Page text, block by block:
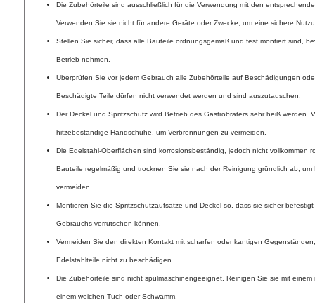
Die Zubehörteile sind ausschließlich für die Verwendung mit den
Verwenden Sie sie nicht für andere Geräte oder Zwecke, um eine sichere
Stellen Sie sicher, dass alle Bauteile ordnungsgemäß und fest montiert sind,
Betrieb nehmen.
Überprüfen Sie vor jedem Gebrauch alle Zubehörteile auf Beschädigungen
Beschädigte Teile dürfen nicht verwendet werden und sind auszutauschen.
Der Deckel und Spritzschutz wird Betrieb des Gastrobräters sehr heiß werden.
hitzebeständige Handschuhe, um Verbrennungen zu vermeiden.
Die Edelstahl-Oberflächen sind korrosionsbeständig, jedoch nicht vollkommen
Bauteile regelmäßig und trocknen Sie sie nach der Reinigung gründlich ab, um
vermeiden.
Montieren Sie die Spritzschutzaufsätze und Deckel so, dass sie sicher
Gebrauchs verrutschen können.
Vermeiden Sie den direkten Kontakt mit scharfen oder kantigen
Edelstahlteile nicht zu beschädigen.
Die Zubehörteile sind nicht spülmaschinengeeignet. Reinigen Sie sie mit
einem weichen Tuch oder Schwamm.